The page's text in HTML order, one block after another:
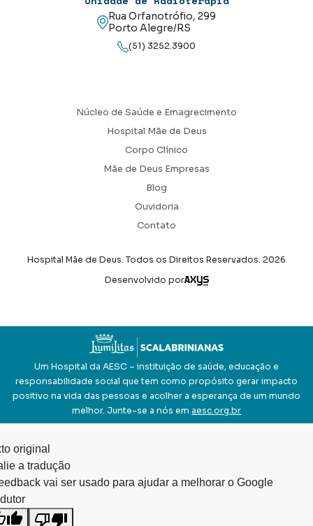
Rua Orfanotrófio, 299
Porto Alegre/RS
(51) 3252.3900
Núcleo de Saúde e Emagrecimento
Hospital Mãe de Deus
Corpo Clínico
Mãe de Deus Empresas
Blog
Ouvidoria
Contato
Hospital Mãe de Deus. Todos os Direitos Reservados. 2026
Desenvolvido por
Axysweb
Um Hospital da AESC – instituição de saúde, educação e
responsabilidade social que tem como propósito gerar impacto
positivo na vida das pessoas e acolher a esperança de um mundo
melhor. Junte-se a nós em aesc.org.br
original
a tradução
vai ser usado para ajudar a melhorar o Google